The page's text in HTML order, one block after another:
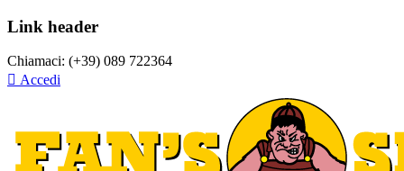
Link header
Chiamaci: (+39) 089 722364
 Accedi